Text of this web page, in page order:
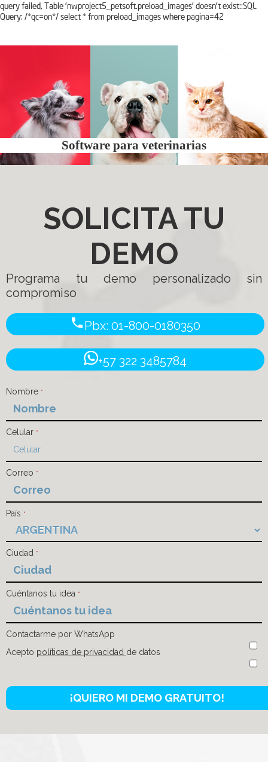
query failed, Table 'nwproject5_petsoft.preload_images' doesn't exist::SQL
Query: /*qc=on*/ select * from preload_images where pagina=42
Software para veterinarias
SOLICITA TU
DEMO
Programa tu demo personalizado sin
compromiso
phonePbx: 01-800-0180350
+57 322 3485784
Nombre *
Celular *
Correo *
País *
Ciudad *
Cuéntanos tu idea *
Contactarme por WhatsApp
Acepto políticas de privacidad de datos